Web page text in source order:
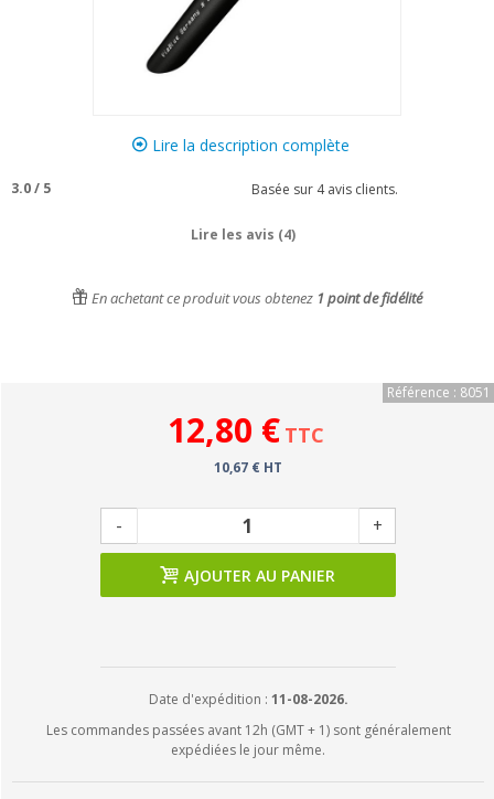
Lire la description complète
3.0/ 5 Basée sur 4avis clients.
Lire les avis (4)
En achetant ce produit vous obtenez 1 point de fidélité
Référence : 8051
12,80 € TTC
10,67 € HT
- +
AJOUTER AU PANIER
Date d'expédition : 11-08-2026.
Les commandes passées avant 12h (GMT + 1) sont généralement
expédiées le jour même.